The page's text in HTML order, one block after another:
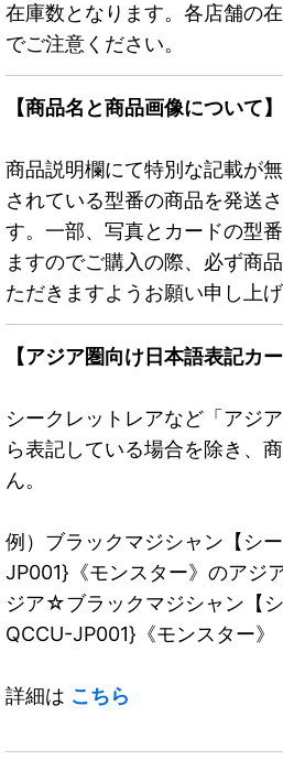
在庫数となります。各店舗の
でご注意ください。
【商品名と商品画像について】
商品説明欄にて特別な記載が
されている型番の商品を発送
す。一部、写真とカードの型
ますのでご購入の際、必ず商
ただきますようお願い申し上げ
【アジア圏向け日本語表記カ
シークレットレアなど「アジ
ら表記している場合を除き、
ん。
例）ブラックマジシャン【シ
JP001}《モンスター》のアジ
ジア☆ブラックマジシャン【
QCCU-JP001}《モンスター》
詳細は こちら